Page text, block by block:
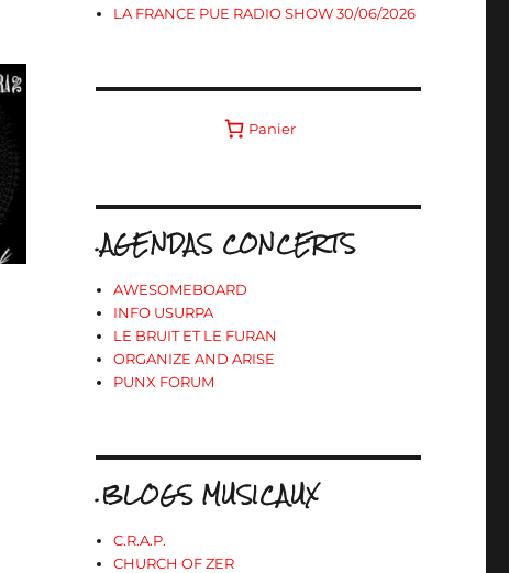
LA FRANCE PUE RADIO SHOW 30/06/2026
Panier
.AGENDAS CONCERTS
AWESOMEBOARD
INFO USURPA
LE BRUIT ET LE FURAN
ORGANIZE AND ARISE
PUNX FORUM
.BLOGS MUSICAUX
C.R.A.P.
CHURCH OF ZER